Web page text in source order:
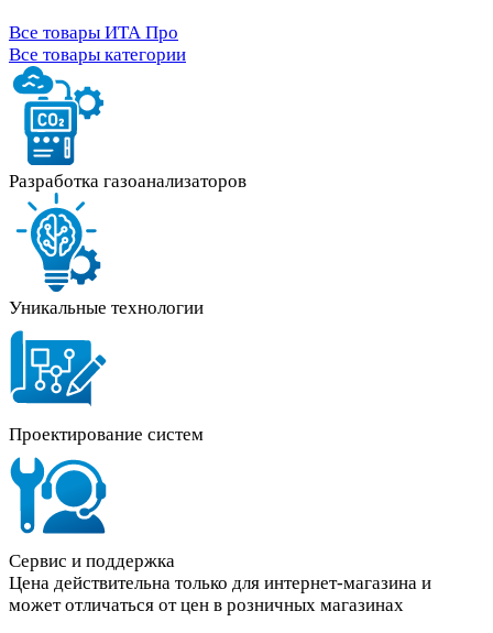
Все товары ИТА Про
Все товары категории
Разработка газоанализаторов
Уникальные технологии
Проектирование систем
Сервис и поддержка
Цена действительна только для интернет-магазина и
может отличаться от цен в розничных магазинах